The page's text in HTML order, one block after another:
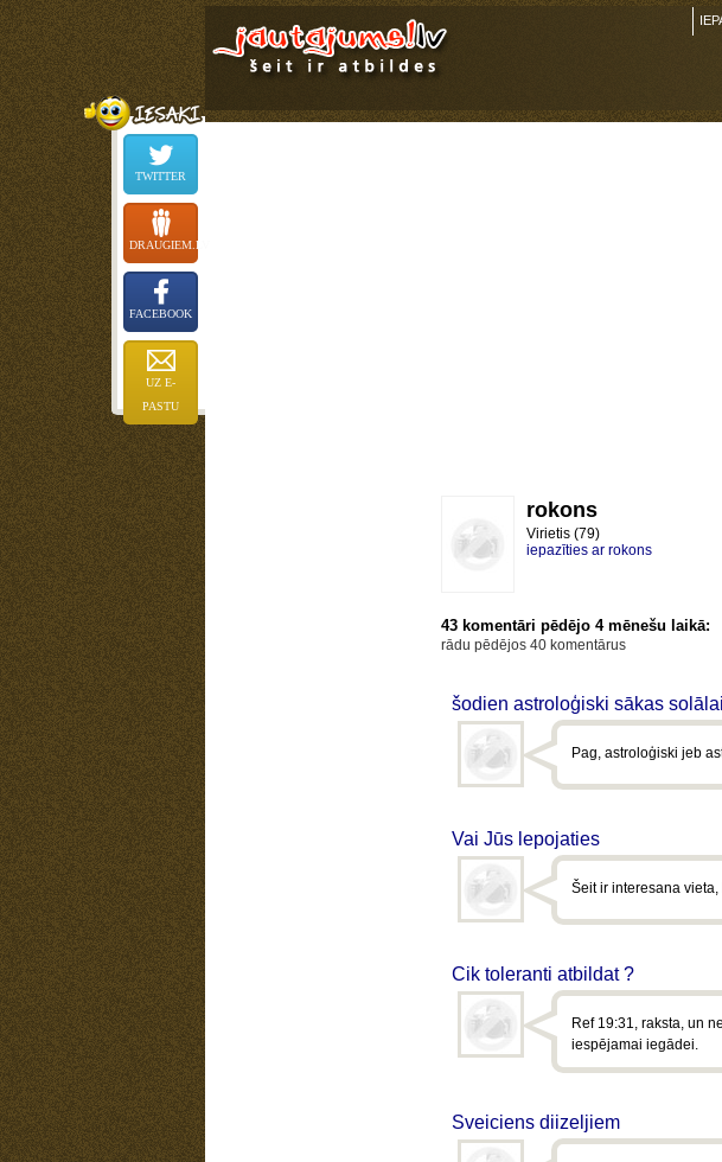
rokons
Virietis (79)
iepazīties ar rokons
43 komentāri pēdējo 4 mēnešu laikā:
rādu pēdējos 40 komentārus
šodien astroloģiski sākas
Pag, astroloģiski jeb
Vai Jūs lepojaties
Šeit ir interesana
Cik toleranti atbildat ?
Ref 19:31, raksta, un
iespējamai iegādei.
Sveiciens diizeljiem
TWITTER
DRAUGIEM.LV
FACEBOOK
UZ E-
PASTU